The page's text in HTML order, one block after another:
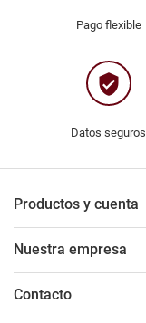
Pago flexible
verified_user
Datos seguros
Productos y cuenta
Nuestra empresa
Contacto